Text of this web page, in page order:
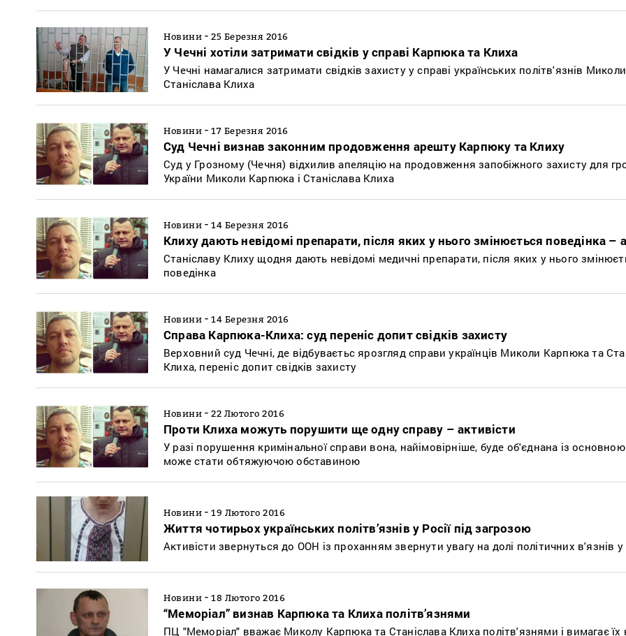
Новини - 25 Березня 2016
У Чечні хотіли затримати свідків у справі Карпюка та Клиха
У Чечні намагалися затримати свідків захисту у справі українських політв'язнів
Станіслава Клиха
Новини - 17 Березня 2016
Суд Чечні визнав законним продовження арешту Карпюку та Клиху
Суд у Грозному (Чечня) відхилив апеляцію на продовження запобіжного захисту для
України Миколи Карпюка і Станіслава Клиха
Новини - 14 Березня 2016
Клиху дають невідомі препарати, після яких у нього змінюється поведінка –
Станіславу Клиху щодня дають невідомі медичні препарати, після яких у нього
поведінка
Новини - 14 Березня 2016
Справа Карпюка-Клиха: суд переніс допит свідків захисту
Верховний суд Чечні, де відбуваєтьс ярозгляд справи українців Миколи Карпюка та
Клиха, переніс допит свідків захисту
Новини - 22 Лютого 2016
Проти Клиха можуть порушити ще одну справу – активісти
У разі порушення кримінальної справи вона, найімовірніше, буде об'єднана із
може стати обтяжуючою обставиною
Новини - 19 Лютого 2016
Життя чотирьох українських політв’язнів у Росії під загрозою
Активісти звернуться до ООН із проханням звернути увагу на долі політичних в'язнів у
Новини - 18 Лютого 2016
“Меморіал” визнав Карпюка та Клиха політв’язнями
ПЦ "Меморіал" вважає Миколу Карпюка та Станіслава Клиха політв'язнями і вимагає їх